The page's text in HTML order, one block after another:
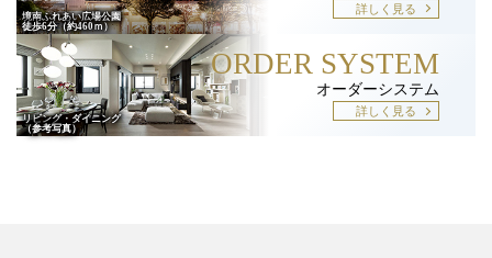
詳しく見る
ORDER SYSTEM
オーダーシステム
詳しく見る